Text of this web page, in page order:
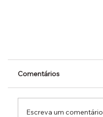
Comentários
Escreva um comentário